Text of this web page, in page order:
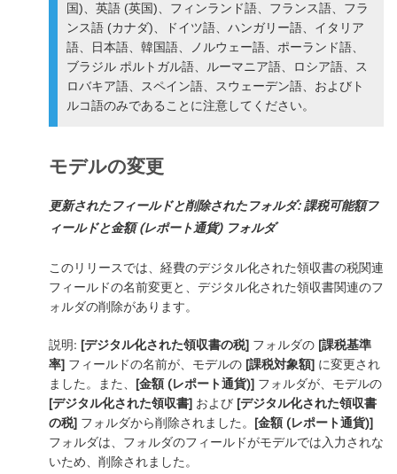
国)、英語 (英国)、フィンランド語、フランス語、フラ
ンス語 (カナダ)、ドイツ語、ハンガリー語、イタリア
語、日本語、韓国語、ノルウェー語、ポーランド語、
ブラジル ポルトガル語、ルーマニア語、ロシア語、ス
ロバキア語、スペイン語、スウェーデン語、およびト
ルコ語のみであることに注意してください。
モデルの変更
更新されたフィールドと削除されたフォルダ: 課税可能額フ
ィールドと金額 (レポート通貨) フォルダ
このリリースでは、経費のデジタル化された領収書の税関連
フィールドの名前変更と、デジタル化された領収書関連のフ
ォルダの削除があります。
説明: [デジタル化された領収書の税] フォルダの [課税基準
率] フィールドの名前が、モデルの [課税対象額] に変更され
ました。また、 [金額 (レポート通貨)] フォルダが、モデルの
[デジタル化された領収書] および [デジタル化された領収書
の税] フォルダから削除されました。 [金額 (レポート通貨)]
フォルダは、フォルダのフィールドがモデルでは入力されな
いため、削除されました。